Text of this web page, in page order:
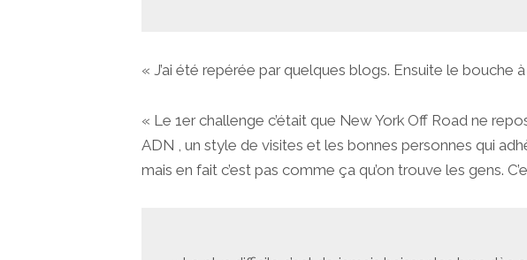
« J’ai été repérée par quelques blogs. Ensuite le
« Le 1er challenge c’était que New York Off Road ne
ADN , un style de visites et les bonnes personnes qui
mais en fait c’est pas comme ça qu’on trouve les gens.